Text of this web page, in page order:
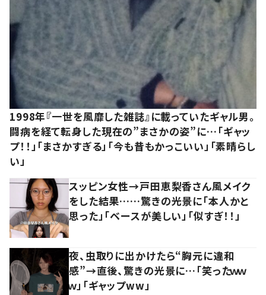
1998年『一世を風靡した雑誌』に載っていたギャル男。
闘病を経て転身した現在の”まさかの姿”に…「ギャッ
プ！！」「まさかすぎる」「今も昔もかっこいい」「素晴らし
い」
スッピン女性→戸田恵梨香さん風メイク
をした結果……驚きの光景に「本人かと
思った」「ベースが美しい」「似すぎ！！」
夜、虫取りに出かけたら“胸元に違和
感”→直後、驚きの光景に…「笑ったｗｗ
ｗ」「ギャップww」